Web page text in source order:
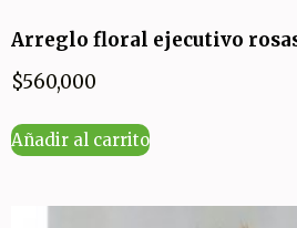
Arreglo floral ejecutivo
$560,000
Añadir al carrito